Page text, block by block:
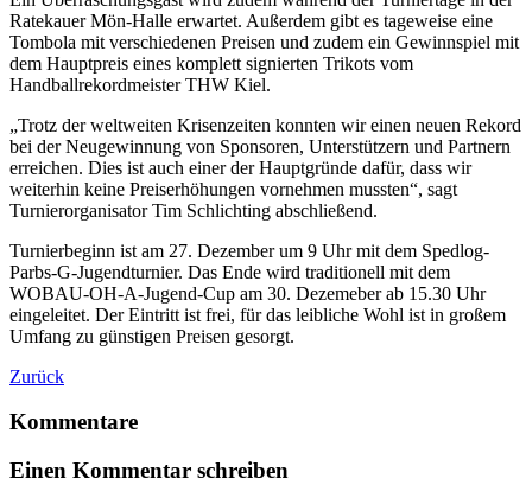
Ratekauer Mön-Halle erwartet. Außerdem gibt es tageweise eine
Tombola mit verschiedenen Preisen und zudem ein Gewinnspiel mit
dem Hauptpreis eines komplett signierten Trikots vom
Handballrekordmeister THW Kiel.
„Trotz der weltweiten Krisenzeiten konnten wir einen neuen Rekord
bei der Neugewinnung von Sponsoren, Unterstützern und Partnern
erreichen. Dies ist auch einer der Hauptgründe dafür, dass wir
weiterhin keine Preiserhöhungen vornehmen mussten“, sagt
Turnierorganisator Tim Schlichting abschließend.
Turnierbeginn ist am 27. Dezember um 9 Uhr mit dem Spedlog-
Parbs-G-Jugendturnier. Das Ende wird traditionell mit dem
WOBAU-OH-A-Jugend-Cup am 30. Dezemeber ab 15.30 Uhr
eingeleitet. Der Eintritt ist frei, für das leibliche Wohl ist in großem
Umfang zu günstigen Preisen gesorgt.
Zurück
Kommentare
Einen Kommentar schreiben